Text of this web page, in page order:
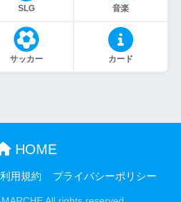
SLG 音楽
サッカー カード
HOME
利用規約 プライバシーポリシー